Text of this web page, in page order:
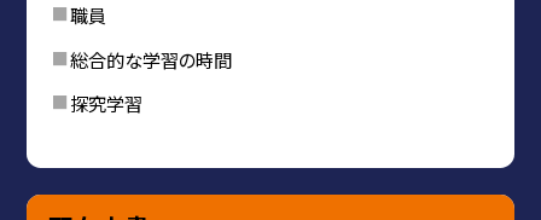
職員
総合的な学習の時間
探究学習